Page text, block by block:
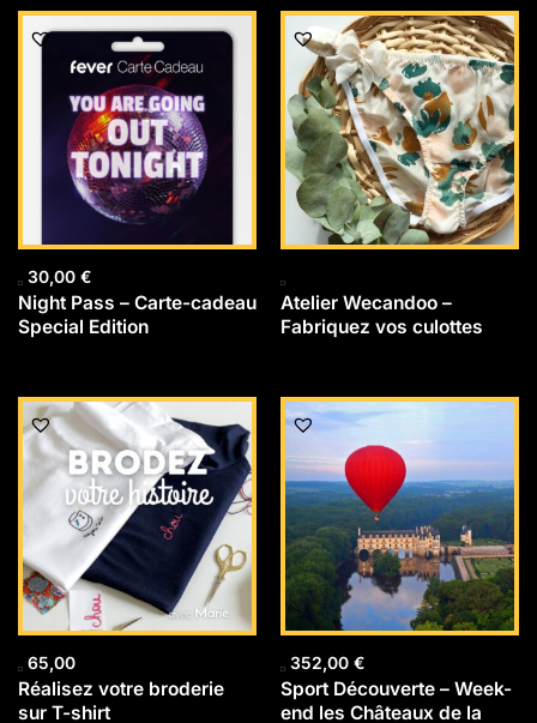
30,00 €
Night Pass – Carte-cadeau
Special Edition
Atelier Wecandoo –
Fabriquez vos culottes
65,00
Réalisez votre broderie
sur T-shirt
352,00 €
Sport Découverte – Week-
end les Châteaux de la